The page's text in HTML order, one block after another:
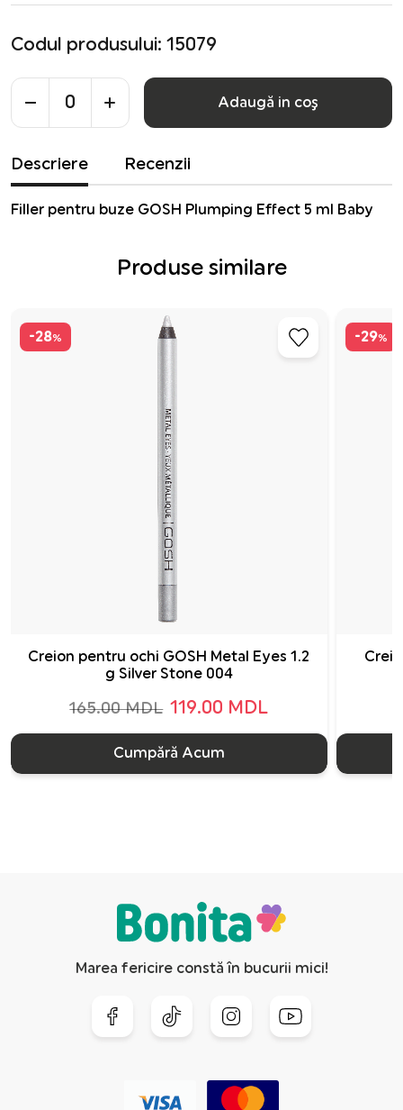
Codul produsului: 15079
Adaugă in coş
Descriere Recenzii
Filler pentru buze GOSH Plumping Effect 5 ml Baby
Produse similare
-28%
Creion pentru ochi GOSH Metal Eyes 1.2
g Silver Stone 004
165.00 MDL 119.00 MDL
Cumpără Acum
-29%
Marea fericire constă în bucurii mici!